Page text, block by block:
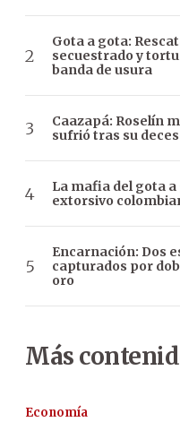
Gota a gota:
secuestrado y
banda de usura
Caazapá: Roselín
sufrió tras su
La mafia del gota
extorsivo
Encarnación: Dos
capturados por
oro
Más
Economía